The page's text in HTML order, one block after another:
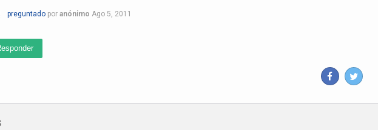
preguntado por anónimo Ago 5, 2011